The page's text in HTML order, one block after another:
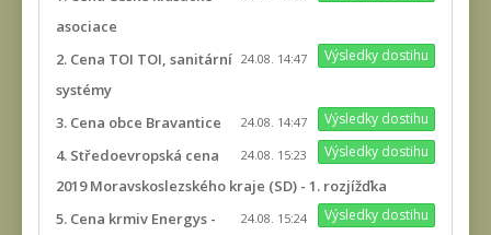
asociace
Výsledky dostihu
24.08. 14:47
2. Cena TOI TOI, sanitární
systémy
Výsledky dostihu
24.08. 14:47
3. Cena obce Bravantice
Výsledky dostihu
24.08. 15:23
4. Středoevropská cena
2019 Moravskoslezského kraje (SD) - 1. rozjížďka
Výsledky dostihu
24.08. 15:24
5. Cena krmiv Energys -